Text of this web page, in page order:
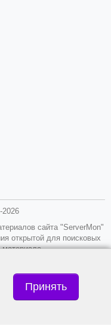
2026
сайта "ServerMon"
открытой для поисковых
материала.
Принять